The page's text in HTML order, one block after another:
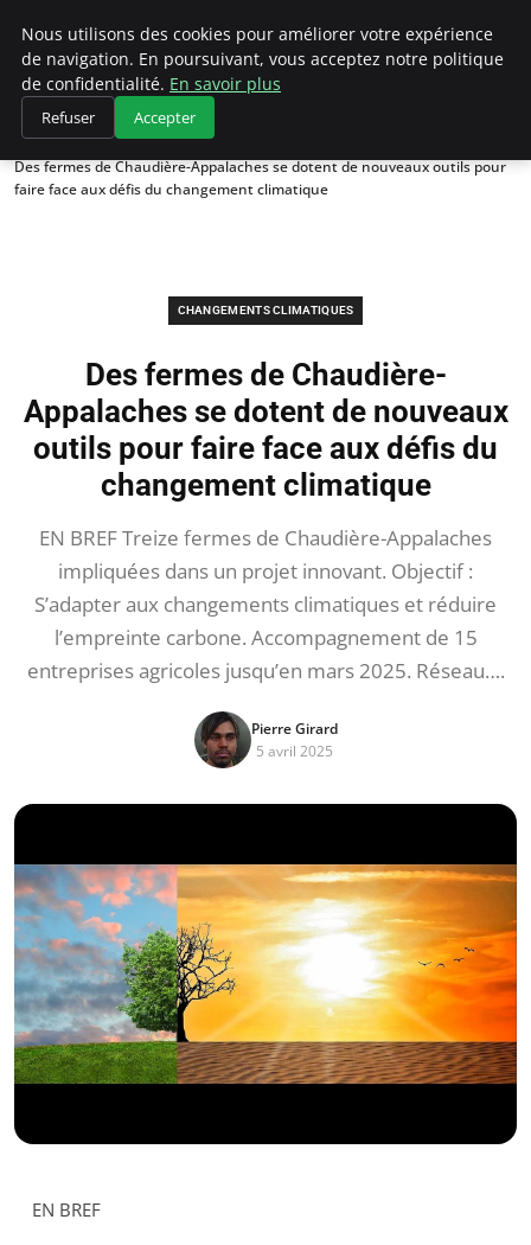
Climategatecountryclub.com
Accueil
Changements climatiques
Des fermes de Chaudière-Appalaches se dotent de nouveaux outils pour
faire face aux défis du changement climatique
CHANGEMENTS CLIMATIQUES
Des fermes de Chaudière-
Appalaches se dotent de nouveaux
outils pour faire face aux défis du
changement climatique
EN BREF Treize fermes de Chaudière-Appalaches
impliquées dans un projet innovant. Objectif :
S’adapter aux changements climatiques et réduire
l’empreinte carbone. Accompagnement de 15
entreprises agricoles jusqu’en mars 2025. Réseau….
Pierre Girard
5 avril 2025
EN BREF
Nous utilisons des cookies pour améliorer votre expérience
de navigation. En poursuivant, vous acceptez notre politique
de confidentialité. En savoir plus
Refuser Accepter